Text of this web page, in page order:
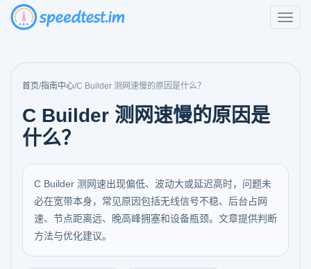
首页/指南中心/C Builder 测网速慢的原因是什么？
C Builder 测网速慢的原因是
什么？
C Builder 测网速出现偏低、波动大或延迟高时，问题未
必在宽带本身，常见原因包括无线信号不稳、后台占网
速、节点距离远、晚高峰拥塞和设备瓶颈。文章提供判断
方法与优化建议。